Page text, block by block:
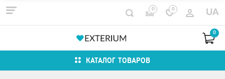
0 0 UA
0
КАТАЛОГ ТОВАРОВ